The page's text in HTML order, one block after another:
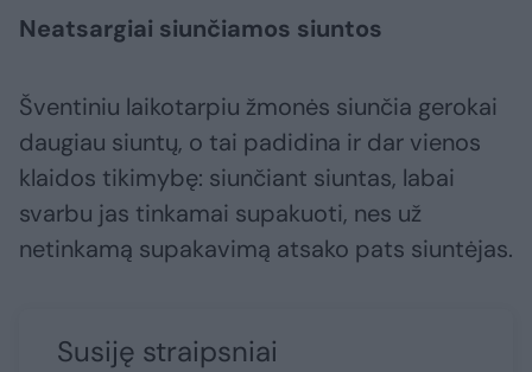
Neatsargiai siunčiamos siuntos
Šventiniu laikotarpiu žmonės siunčia gerokai
daugiau siuntų, o tai padidina ir dar vienos
klaidos tikimybę: siunčiant siuntas, labai
svarbu jas tinkamai supakuoti, nes už
netinkamą supakavimą atsako pats siuntėjas.
Susiję straipsniai